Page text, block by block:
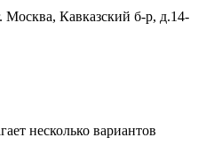
Москва, Кавказский б-р, д.14-
несколько вариантов